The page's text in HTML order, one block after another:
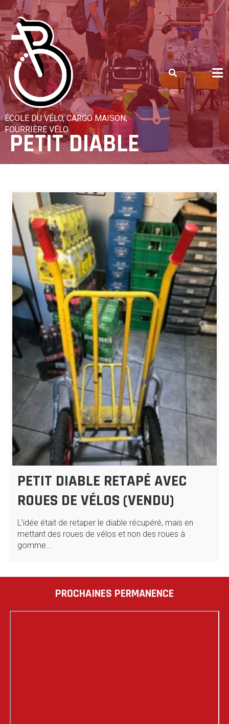
Skip
to
content
ÉCOLE DU VÉLO, CARGO MAISON,
FOURRIÈRE VÉLO
PETIT DIABLE
PETIT DIABLE RETAPÉ AVEC
ROUES DE VÉLOS (VENDU)
L’idée était de retaper le diable récupéré, mais en
mettant des roues de vélos et non des roues à
gomme…
PROCHAINES PERMANENCE